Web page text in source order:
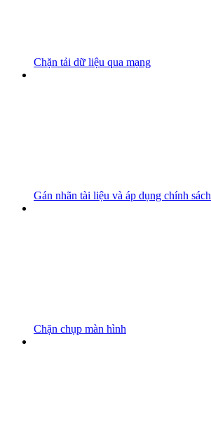
Chặn tải dữ liệu qua mạng
Gán nhãn tài liệu và áp dụng chính sách
Chặn chụp màn hình